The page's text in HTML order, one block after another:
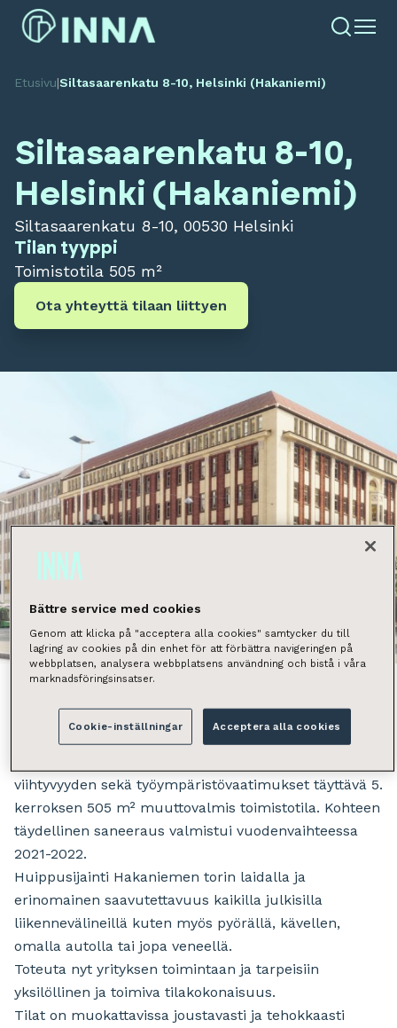
Etusivu|Siltasaarenkatu 8-10, Helsinki (Hakaniemi)
Siltasaarenkatu 8-10,
Helsinki (Hakaniemi)
Siltasaarenkatu 8-10, 00530 Helsinki
Tilan tyyppi
Toimistotila 505 m²
Ota yhteyttä tilaan liittyen
Näytä kaikki kuvat
Tarjolla idyllisestä Hakaniemestä vuokrattavaksi
viihtyvyyden sekä työympäristövaatimukset täyttävä 5.
kerroksen 505 m² muuttovalmis toimistotila. Kohteen
täydellinen saneeraus valmistui vuodenvaihteessa
2021-2022.
Huippusijainti Hakaniemen torin laidalla ja
erinomainen saavutettavuus kaikilla julkisilla
liikennevälineillä kuten myös pyörällä, kävellen,
omalla autolla tai jopa veneellä.
Toteuta nyt yrityksen toimintaan ja tarpeisiin
yksilöllinen ja toimiva tilakokonaisuus.
Tilat on muokattavissa joustavasti ja tehokkaasti
Bättre service med cookies
Genom att klicka på "acceptera alla cookies" samtycker du till
lagring av cookies på din enhet för att förbättra navigeringen på
webbplatsen, analysera webbplatsens användning och bistå i våra
marknadsföringsinsatser.
Cookie-inställningar Acceptera alla cookies